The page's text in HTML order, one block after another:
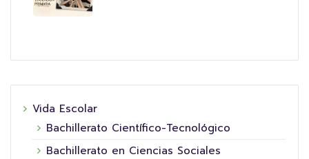
Vida Escolar
Bachillerato Científico-Tecnológico
Bachillerato en Ciencias Sociales